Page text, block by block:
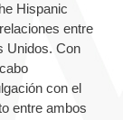
Hispanic
entre
Unidos. Con
con el
entre ambos